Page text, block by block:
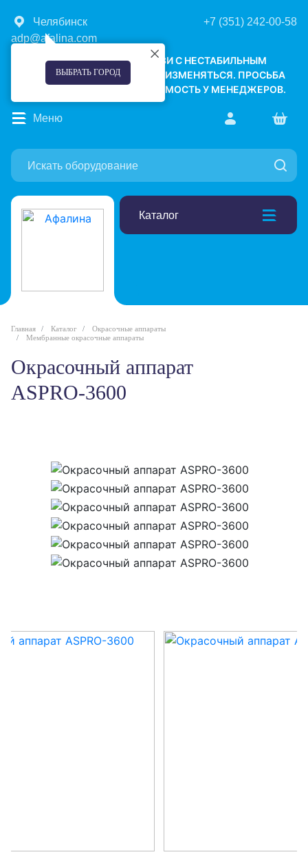
Челябинск
ВЫБРАТЬ ГОРОД
+7 (351) 242-00-58
adp@afalina.com
УВАЖАЕМЫЕ КЛИЕНТЫ! В СВЯЗИ С НЕСТАБИЛЬНЫМ
КУРСОМ ВАЛЮТ, ЦЕНЫ МОГУТ ИЗМЕНЯТЬСЯ. ПРОСЬБА
УТОЧНЯТЬ АКТУАЛЬНУЮ СТОИМОСТЬ У МЕНЕДЖЕРОВ.
Каталог
Меню
Главная Каталог
Окрасочные аппараты
Мембранные окрасочные аппараты
Окрасочный аппарат
ASPRO-3600